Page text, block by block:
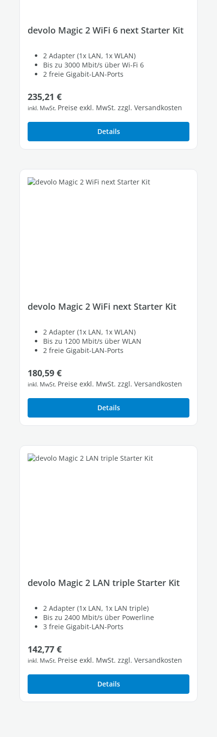
devolo Magic 2 WiFi 6 next Starter Kit
2 Adapter (1x LAN, 1x WLAN)
Bis zu 3000 Mbit/s über Wi-Fi 6
2 freie Gigabit-LAN-Ports
Regulärer Preis:
235,21 €
inkl. MwSt. Preise exkl. MwSt. zzgl. Versandkosten
Details
devolo Magic 2 WiFi next Starter Kit
2 Adapter (1x LAN, 1x WLAN)
Bis zu 1200 Mbit/s über WLAN
2 freie Gigabit-LAN-Ports
Regulärer Preis:
180,59 €
inkl. MwSt. Preise exkl. MwSt. zzgl. Versandkosten
Details
devolo Magic 2 LAN triple Starter Kit
2 Adapter (1x LAN, 1x LAN triple)
Bis zu 2400 Mbit/s über Powerline
3 freie Gigabit-LAN-Ports
Regulärer Preis:
142,77 €
inkl. MwSt. Preise exkl. MwSt. zzgl. Versandkosten
Details